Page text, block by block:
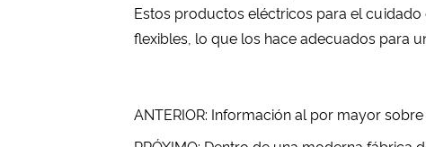
Estos productos eléctricos para el
flexibles, lo que los hace adecuados para
ANTERIOR: Información al por mayor